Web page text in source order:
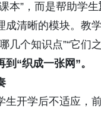
本”，而是帮助学生
成清晰的模块。教
几个知识点”“它们
“织成一张网”。
生开学后不适应，